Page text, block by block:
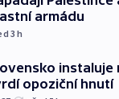
armádu
3h
instaluje
opoziční hnutí